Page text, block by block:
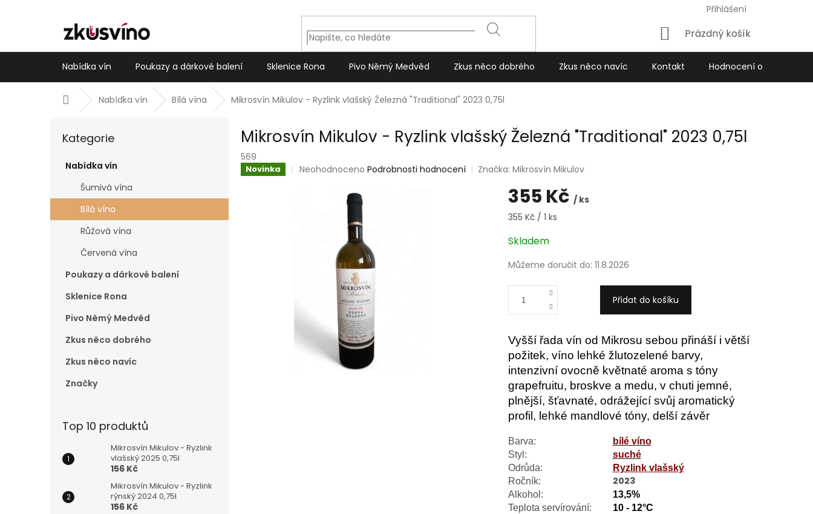
Přihlášení
HLEDAT
Nákupní
Prázdný košík
Nabídka vín Poukazy a dárkové balení Sklenice Rona Pivo Němý Medvěd Zkus něco dobrého Zkus něco navíc Kontakt Hodnocení obchodu
DomůNabídka vín Bílá vína Mikrosvín Mikulov - Ryzlink vlašský Železná "Traditional" 2023 0,75l
n
n
kategorie
Kategorie
Nabídka vín
Šumivá vína
Bílá vína
Růžová vína
Červená vína
Poukazy a dárkové balení
Sklenice Rona
Pivo Němý Medvěd
Zkus něco dobrého
Zkus něco navíc
Značky
Top 10 produktů
Mikrosvín Mikulov - Ryzlink
vlašský 2025 0,75l
156 Kč
Mikrosvín Mikulov - Ryzlink
rýnský 2024 0,75l
156 Kč
Mikrosvín Mikulov - Ryzlink vlašský Železná "Traditional" 2023 0,75l
569
Novinka
Průměrné
hvězdiček.
Neohodnoceno Podrobnosti hodnocení Značka: Mikrosvín Mikulov
355 Kč / ks
Měrná
355 Kč / 1 ks
Skladem
Můžeme doručit do: 11.8.2026
Přidat do košíku
Vyšší řada vín od Mikrosu sebou přináší i větší
požitek, víno lehké žlutozelené barvy,
intenzivní ovocně květnaté aroma s tóny
grapefruitu, broskve a medu, v chuti jemné,
plnější, šťavnaté, odrážející svůj aromatický
profil, lehké mandlové tóny, delší závěr
Barva:
bílé víno
Styl:
suché
Odrůda:
Ryzlink vlašský
Ročník:
2023
Alkohol:
13,5%
Teplota servírování:
10 - 12°C